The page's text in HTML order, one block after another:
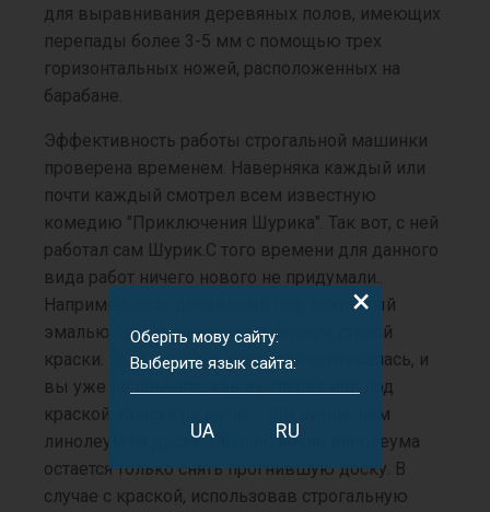
для выравнивания деревяных полов, имеющих
перепады более 3-5 мм с помощью трех
горизонтальных ножей, расположенных на
барабане.
Эффективность работы строгальной машинки
проверена временем. Наверняка каждый или
почти каждый смотрел всем известную
комедию "Приключения Шурика". Так вот, с ней
работал сам Шурик.С того времени для данного
вида работ ничего нового не придумали..
Например, есть деревяный пол, покрытый
эмалью. Эмаль наносилась поверх старой
краски. Толщина слоя краски увеличивалась, и
вы уже не помните, как выглядел пол под
краской. Краска на доске - это лучше, чем
линолеум на доске. Обычно после линолеума
остается только снять прогнившую доску. В
случае с краской, использовав строгальную
×
Оберіть мову сайту:
Выберите язык сайта:
UA RU